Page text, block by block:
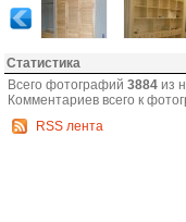
Статистика
Всего фотографий 3884 из
Комментариев всего к
RSS лента